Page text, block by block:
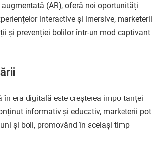
(AR), oferă noi oportunități
interactive și imersive, marketerii
și prevenției bolilor într-un mod captivant
era digitală este creșterea importanței
informativ și educativ, marketerii pot
și boli, promovând în același timp